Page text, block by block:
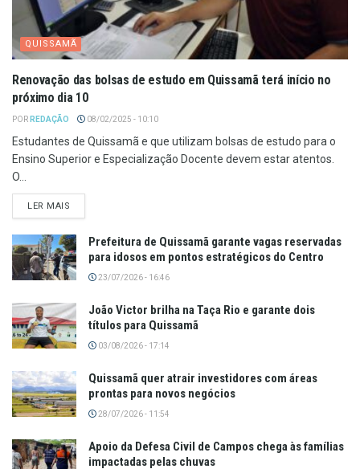
QUISSAMÃ
Renovação das bolsas de estudo em Quissamã terá início no
próximo dia 10
POR REDAÇÃO 08/02/2025 - 10:10
Estudantes de Quissamã e que utilizam bolsas de estudo para o
Ensino Superior e Especialização Docente devem estar atentos.
O...
LER MAIS
Prefeitura de Quissamã garante vagas reservadas
para idosos em pontos estratégicos do Centro
23/07/2026 - 16:46
João Victor brilha na Taça Rio e garante dois
títulos para Quissamã
03/08/2026 - 17:14
Quissamã quer atrair investidores com áreas
prontas para novos negócios
28/07/2026 - 11:54
Apoio da Defesa Civil de Campos chega às famílias
impactadas pelas chuvas